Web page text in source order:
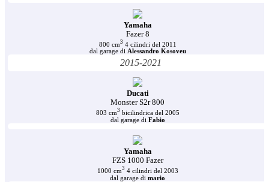
Yamaha
Fazer 8
800 cm3 4 cilindri del 2011
dal garage di Alessandro Kosoveu
2015-2021
Ducati
Monster S2r 800
803 cm3 bicilindrica del 2005
dal garage di Fabio
Yamaha
FZS 1000 Fazer
1000 cm3 4 cilindri del 2003
dal garage di mario